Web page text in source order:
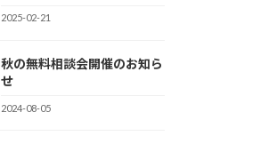
2025-02-21
秋の無料相談会開催のお知ら
せ
2024-08-05